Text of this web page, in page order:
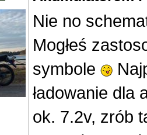
Nie no
Mogłeś
symbole
ładowanie dla
ok. 7.2v, zrób